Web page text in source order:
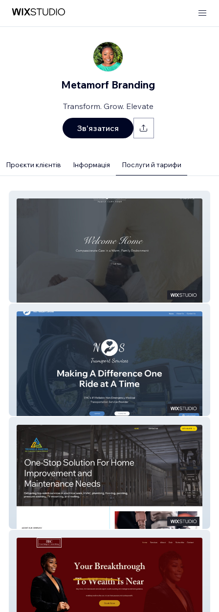
Metamorf Branding
Transform. Grow. Elevate
Зв'язатися
Проєкти клієнтів Інформація Послуги й тарифи
Graced Kreations Family Care Home